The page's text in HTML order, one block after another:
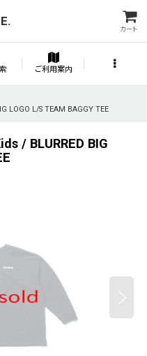
カート
ご利用案内
LOGO L/S TEAM BAGGY TEE
/ BLURRED BIG